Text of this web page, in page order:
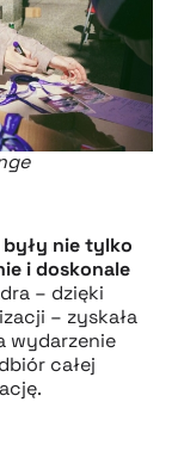
nie tylko
i doskonale
– dzięki
– zyskała
wydarzenie
całej